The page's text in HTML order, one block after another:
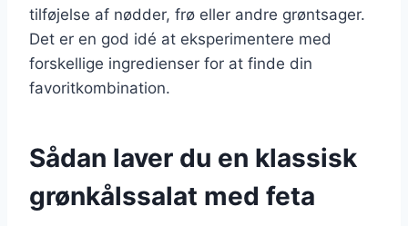
tilføjelse af nødder, frø eller andre grøntsager.
Det er en god idé at eksperimentere med
forskellige ingredienser for at finde din
favoritkombination.
Sådan laver du en klassisk
grønkålssalat med feta